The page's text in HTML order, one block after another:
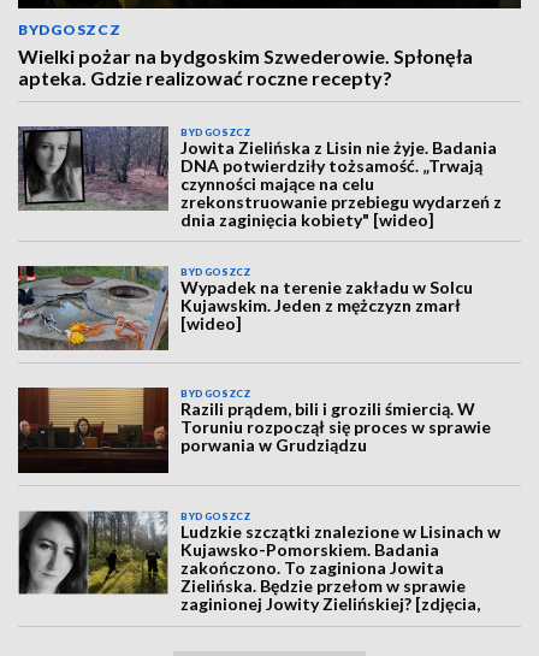
BYDGOSZCZ
Wielki pożar na bydgoskim Szwederowie. Spłonęła
apteka. Gdzie realizować roczne recepty?
BYDGOSZCZ
Jowita Zielińska z Lisin nie żyje. Badania
DNA potwierdziły tożsamość. „Trwają
czynności mające na celu
zrekonstruowanie przebiegu wydarzeń z
dnia zaginięcia kobiety" [wideo]
BYDGOSZCZ
Wypadek na terenie zakładu w Solcu
Kujawskim. Jeden z mężczyzn zmarł
[wideo]
BYDGOSZCZ
Razili prądem, bili i grozili śmiercią. W
Toruniu rozpoczął się proces w sprawie
porwania w Grudziądzu
BYDGOSZCZ
Ludzkie szczątki znalezione w Lisinach w
Kujawsko-Pomorskiem. Badania
zakończono. To zaginiona Jowita
Zielińska. Będzie przełom w sprawie
zaginionej Jowity Zielińskiej? [zdjęcia,
wideo, aktualizacja]